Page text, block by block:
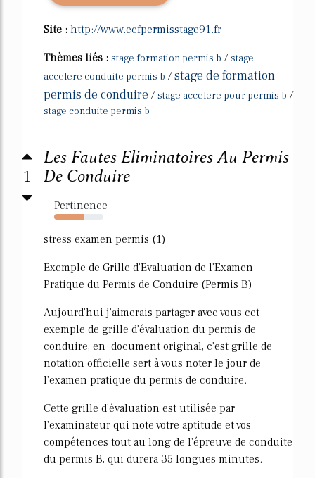
Site : http://www.ecfpermisstage91.fr
Thèmes liés : stage formation permis b /stage
accelere conduite permis b /stage de formation
permis de conduire /stage accelere pour permis b /
stage conduite permis b
1
Les Fautes Eliminatoires Au Permis
De Conduire
Pertinence
61%
stress examen permis (1)
Exemple de Grille d'Evaluation de l'Examen
Pratique du Permis de Conduire (Permis B)
Aujourd'hui j'aimerais partager avec vous cet
exemple de grille d'évaluation du permis de
conduire, en document original, c'est grille de
notation officielle sert à vous noter le jour de
l'examen pratique du permis de conduire.
Cette grille d'évaluation est utilisée par
l'examinateur qui note votre aptitude et vos
compétences tout au long de l'épreuve de conduite
du permis B, qui durera 35 longues minutes.